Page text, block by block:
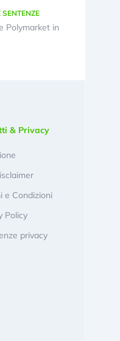
SENTENZE
Polymarket in
& Privacy
e Condizioni
Policy
privacy